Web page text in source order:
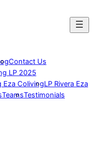
Contact Us
LP 2025
Eza ColivingLP Rivera Eza
TeamsTestimonials